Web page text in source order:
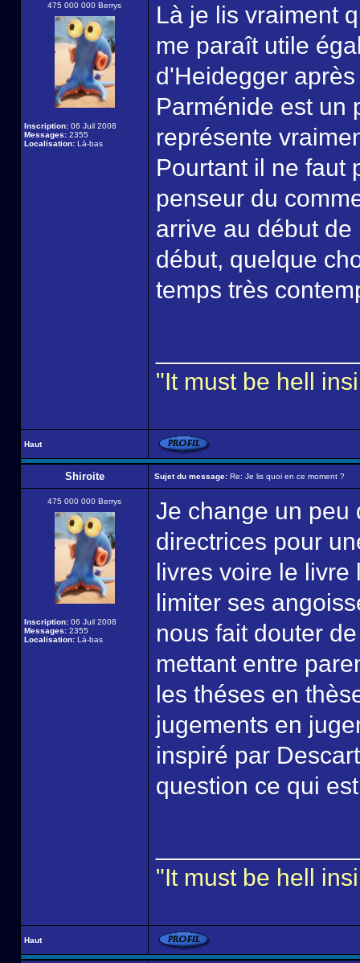
475 000 000 Berrys
Inscription: 06 Juil 2008
Messages: 2355
Localisation: Là-bas
Là je lis vraiment
me paraît utile
d'Heidegger
Parménide est un
représente
Pourtant il ne faut
penseur du
arrive au début
début, quelque
temps très
"It must be hell
Haut
Shiroite Sujet du message: Re: Je lis quoi en ce moment ?
475 000 000 Berrys
Inscription: 06 Juil 2008
Messages: 2355
Localisation: Là-bas
Je change un peu
directrices pour
livres voire le livre
limiter ses
nous fait douter
mettant entre
les théses en
jugements en
inspiré par
question ce qui
"It must be hell
Haut